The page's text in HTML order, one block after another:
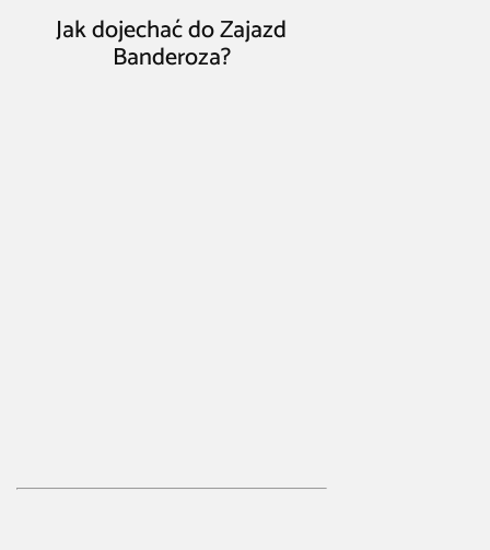
Jak dojechać do Zajazd
Banderoza?